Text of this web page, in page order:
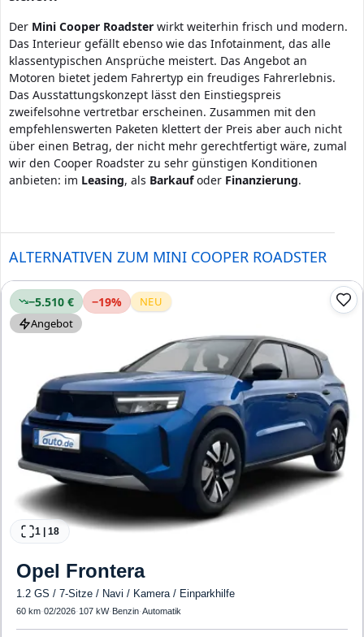
Der Mini Cooper Roadster wirkt weiterhin frisch und modern.
Das Interieur gefällt ebenso wie das Infotainment, das alle
klassentypischen Ansprüche meistert. Das Angebot an
Motoren bietet jedem Fahrertyp ein freudiges Fahrerlebnis.
Das Ausstattungskonzept lässt den Einstiegspreis
zweifelsohne vertretbar erscheinen. Zusammen mit den
empfehlenswerten Paketen klettert der Preis aber auch nicht
über einen Betrag, der nicht mehr gerechtfertigt wäre, zumal
wir den Cooper Roadster zu sehr günstigen Konditionen
anbieten: im Leasing, als Barkaufoder Finanzierung.
ALTERNATIVEN ZUM MINI COOPER ROADSTER
−5.510 € −19%
NEU
Angebot
1 18
Opel Frontera
1.2 GS / 7-Sitze / Navi / Kamera / Einparkhilfe
60 km·02/2026· 107 kW· Benzin·Automatik